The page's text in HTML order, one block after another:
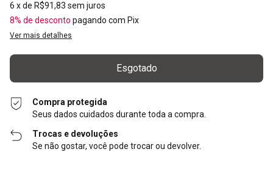
6 x de R$91,83 sem juros
8% de desconto pagando com Pix
Ver mais detalhes
Compra protegida
Seus dados cuidados durante toda a compra.
Trocas e devoluções
Se não gostar, você pode trocar ou devolver.